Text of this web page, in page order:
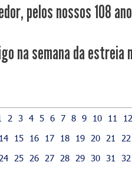
pelos nossos 108
na semana da estreia
2 3 4 5 6 7 8 9 10 11 12
14
15 16 17 18 19 20 21 22
24
25 26 27 28 29 30 31 32